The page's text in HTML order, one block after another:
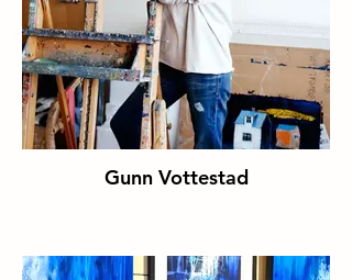
Gunn Vottestad